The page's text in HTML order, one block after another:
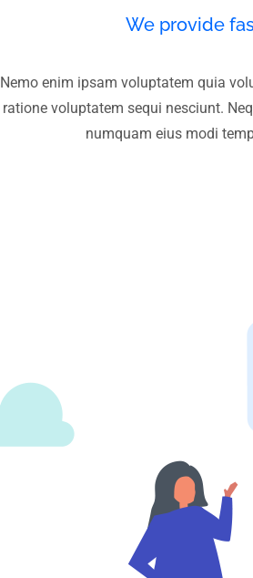
We provide
Nemo enim ipsam voluptatem quia
ratione voluptatem sequi nesciunt.
numquam eius modi